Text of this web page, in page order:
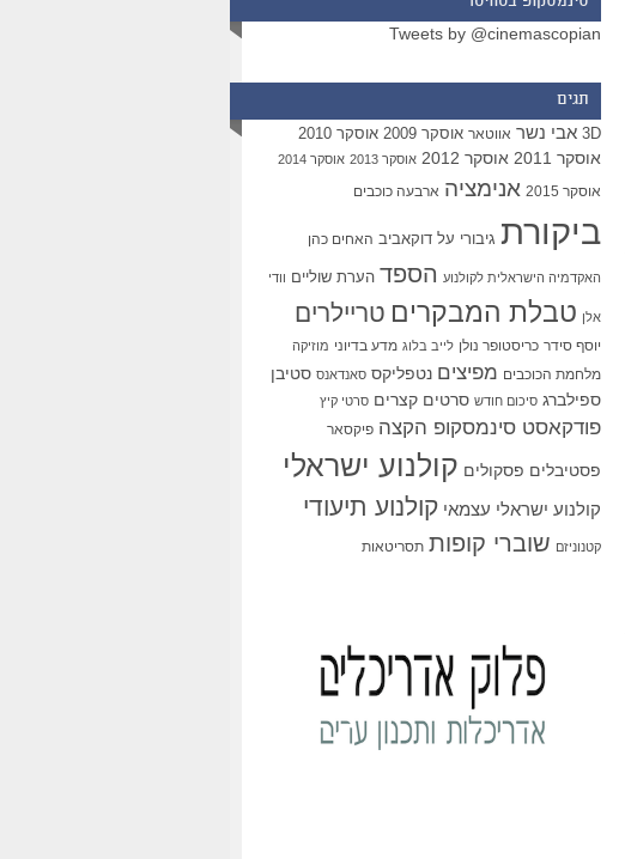
Tweets by @cinemascopian
תגים
3D אבי נשר אווטאר אוסקר 2009 אוסקר 2010
אוסקר 2011 אוסקר 2012 אוסקר 2013 אוסקר 2014
אוסקר 2015 אנימציה ארבעה כוכבים
ביקורת גיבורי על דוקאביב האחים כהן
האקדמיה הישראלית לקולנוע הספד הערת שוליים וודי
אלן טבלת המבקרים טריילרים
יוסף סידר כריסטופר נולן לייב בלוג מדע בדיוני מוזיקה
מלחמת הכוכבים מפיצים נטפליקס סאנדאנס סטיבן
ספילברג סיכום חודש סרטים קצרים סרטי קיץ
פודקאסט סינמסקופ הקצה פיקסאר
פסטיבלים פסקולים קולנוע ישראלי
קולנוע ישראלי עצמאי קולנוע תיעודי
קטנוניזם שוברי קופות תסריטאות